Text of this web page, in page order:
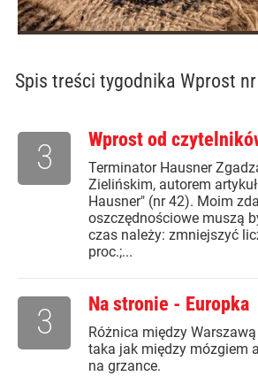
Spis treści tygodnika Wprost
Wprost od
Terminator Hausner
Zielińskim, autorem
Hausner" (nr 42). Moim
oszczędnościowe muszą
czas należy: zmniejszyć
proc.;...
3
Na stronie - Europka
Różnica między
taka jak między mózgiem
na grzance.
3